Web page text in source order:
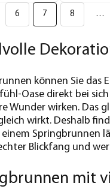
6 7 8 …
können Sie das
Oase direkt bei
Wunder wirken. Das
wirkt. Deshalb
Springbrunnen
Blickfang und
mit